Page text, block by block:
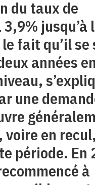
du taux de
jusqu’à
fait qu’il se
années
une
en recul,
période. En
à